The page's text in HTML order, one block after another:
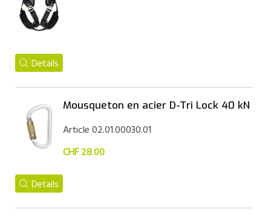
Details
Mousqueton en acier D-Tri Lock 40 kN
Article 02.01.00030.01
CHF 28.00
Details